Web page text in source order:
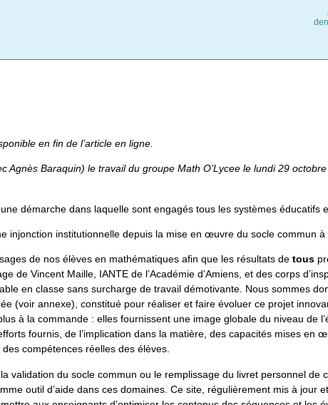
en fin de l’article en ligne.
Agnès Baraquin) le travail du groupe Math O’Lycee le lundi 29
démarche dans laquelle sont engagés tous les systèmes éducatifs
injonction institutionnelle depuis la mise en œuvre du socle commun à
de nos élèves en mathématiques afin que les résultats de tous
de Vincent Maille, IANTE de l’Académie d’Amiens, et des corps
en classe sans surcharge de travail démotivante. Nous sommes
(voir annexe), constitué pour réaliser et faire évoluer ce projet
à la commande : elles fournissent une image globale du niveau de
fournis, de l’implication dans la matière, des capacités mises en
compétences réelles des élèves.
validation du socle commun ou le remplissage du livret personnel de
outil d’aide dans ces domaines. Ce site, régulièrement mis à jour